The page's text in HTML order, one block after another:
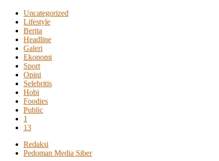
Uncategorized
Lifestyle
Berita
Headline
Galeri
Ekonomi
Sport
Opini
Selebritis
Hobi
Foodies
Public
1
13
Redaksi
Pedoman Media Siber